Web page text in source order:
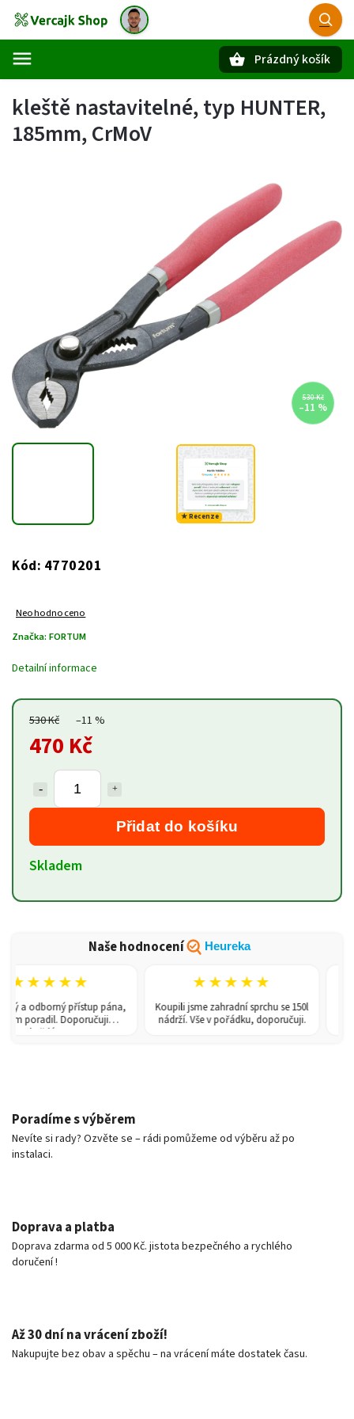
Prázdný košík
kleště nastavitelné, typ HUNTER,
185mm, CrMoV
530 Kč
–11 %
★ Recenze
Kód: 4770201
Neohodnoceno
Značka: FORTUM
530 Kč –11 %
470 Kč
Přidat do košíku
Skladem
Detailní informace
Naše hodnocení Heureka
★★★★★
a odborný přístup pána,
poradil. Doporučuji
každému!
★★★★★
Koupili jsme zahradní sprchu se 150l
nádrží. Vše v pořádku, doporučuji.
Poradíme s výběrem
Nevíte si rady? Ozvěte se – rádi pomůžeme od výběru až po
instalaci.
Doprava a platba
Doprava zdarma od 5 000 Kč. jistota bezpečného a rychlého
doručení !
Až 30 dní na vrácení zboží!
Nakupujte bez obav a spěchu – na vrácení máte dostatek času.